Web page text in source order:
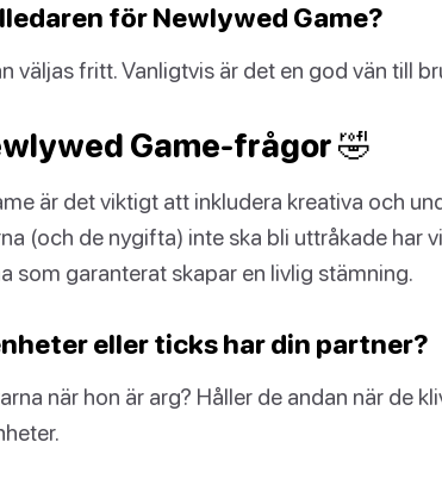
för Newlywed Game?
väljas fritt. Vanligtvis är det en god vän till
Game-frågor 🤣
är det viktigt att inkludera kreativa och
(och de nygifta) inte ska bli uttråkade har
som garanterat skapar en livlig stämning.
eller ticks har din partner?
när hon är arg? Håller de andan när de